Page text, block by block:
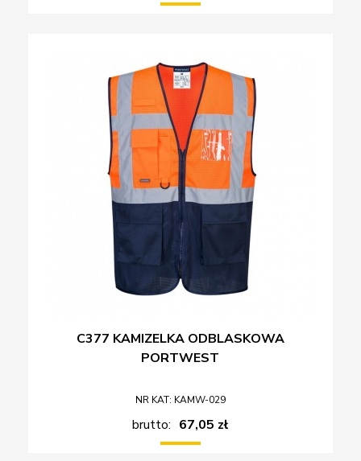
C377 KAMIZELKA ODBLASKOWA
PORTWEST
NR KAT: KAMW-029
brutto: 67,05 zł